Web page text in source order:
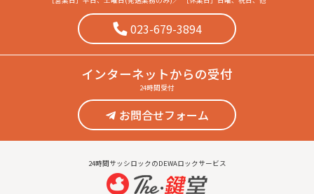
023-679-3894
インターネットからの受付
24時間受付
お問合せフォーム
24時間サッシロックのDEWAロックサービス